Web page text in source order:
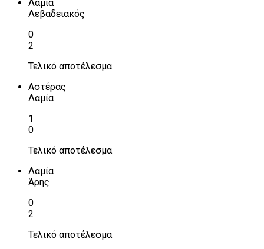
Λαμία
Λεβαδειακός
0
2
Τελικό αποτέλεσμα
Αστέρας
Λαμία
1
0
Τελικό αποτέλεσμα
Λαμία
Άρης
0
2
Τελικό αποτέλεσμα